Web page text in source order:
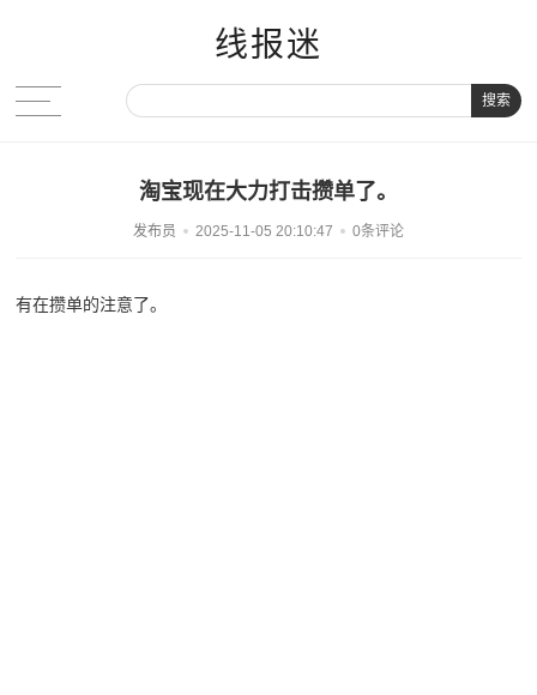
线报迷
搜索
淘宝现在大力打击攒单了。
发布员 2025-11-05 20:10:47 0条评论
有在攒单的注意了。